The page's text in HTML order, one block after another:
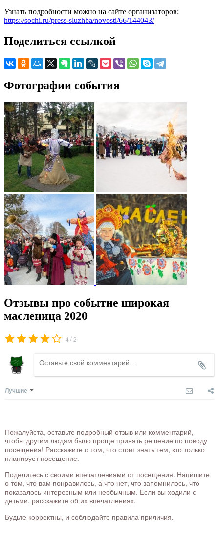
Узнать подробности можно на сайте организаторов:
https://sochi.ru/press-sluzhba/novosti/66/144043/
Поделиться ссылкой
Фотографии события
Отзывы про событие широкая
масленица 2020
4 /2
Лучшие
Пожалуйста, оставьте подробный отзыв или комментарий,
чтобы другим людям было проще принять решение по поводу
посещения! Расскажите о том, что стоит знать тем, кто только
планирует посещение.
Поделитесь с своими впечатлениями от посещения. Напишите
о том, что вам понравилось, а что нет, что запомнилось, что
показалось интересным или необычным. Если вы ходили с
детьми, расскажите об их впечатлениях.
Будьте корректны, и соблюдайте правила приличия.